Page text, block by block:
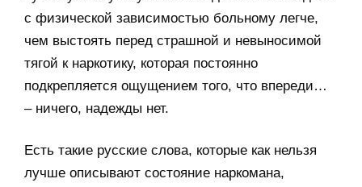
с физической зависимостью больному легче,
чем выстоять перед страшной и невыносимой
тягой к наркотику, которая постоянно
подкрепляется ощущением того, что впереди…
– ничего, надежды нет.
Есть такие русские слова, которые как нельзя
лучше описывают состояние наркомана,